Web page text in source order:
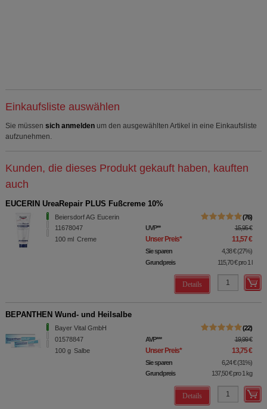
Einkaufsliste auswählen
Sie müssen sich anmelden um den ausgewählten Artikel in eine Einkaufsliste
aufzunehmen.
Kunden, die dieses Produkt gekauft haben, kauften
auch
EUCERIN UreaRepair PLUS Fußcreme 10%
Beiersdorf AG Eucerin
11678047
100 ml Creme
76
UVP** 15,95 €
Unser Preis* 11,57 €
Sie sparen 4,38 € (27%)
Grundpreis
115,70 €pro 1 l
Details
BEPANTHEN Wund- und Heilsalbe
Bayer Vital GmbH
01578847
100 g Salbe
22
AVP*** 19,99 €
Unser Preis* 13,75 €
Sie sparen 6,24 € (31%)
Grundpreis
137,50 €pro 1 kg
Details